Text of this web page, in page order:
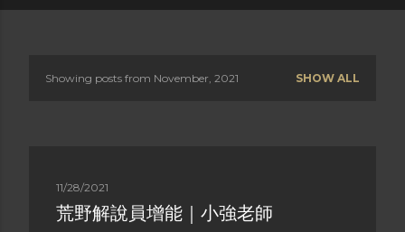
Showing posts from November, 2021 SHOW ALL
11/28/2021
荒野解說員增能｜小強老師